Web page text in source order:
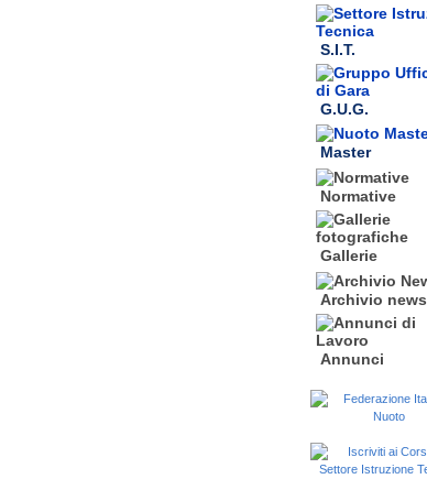
S.I.T.
G.U.G.
Master
Normative
Gallerie
Archivio news
Annunci